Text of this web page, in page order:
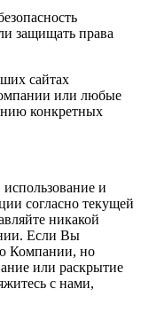
защищать права
сайтах
или любые
конкретных
и
согласно текущей
никакой
Если Вы
Компании, но
или раскрытие
с нами,